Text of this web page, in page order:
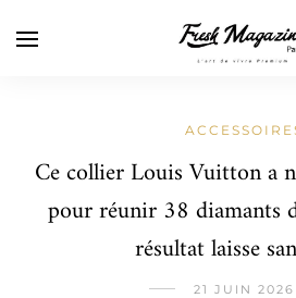
Ce collier Louis Vuitton a
pour réunir 38 diamants
résultat laisse
21 JUIN 2026